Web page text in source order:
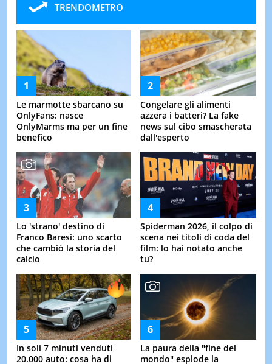
TRENDOMETRO
Le marmotte sbarcano su
OnlyFans: nasce
OnlyMarms ma per un fine
benefico
Congelare gli alimenti
azzera i batteri? La fake
news sul cibo smascherata
dall'esperto
Lo 'strano' destino di
Franco Baresi: uno scarto
che cambiò la storia del
calcio
Spiderman 2026, il colpo di
scena nei titoli di coda del
film: lo hai notato anche
tu?
In soli 7 minuti venduti
20.000 auto: cosa ha di
La paura della "fine del
mondo" esplode la